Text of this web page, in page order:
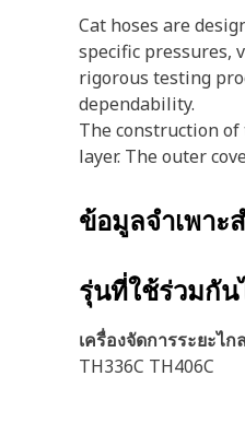
Cat hoses are
specific pressures,
rigorous testing
dependability.
The construction
layer. The outer
ข้อมูลจำเพาะ
รุ่นที่ใช้ร่วมกั
เครื่องจัดการระยะไก
TH336C TH406C